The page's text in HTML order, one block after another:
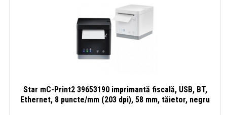
Star mC-Print2 39653190 imprimantă fiscală, USB, BT,
Ethernet, 8 puncte/mm (203 dpi), 58 mm, tăietor, negru